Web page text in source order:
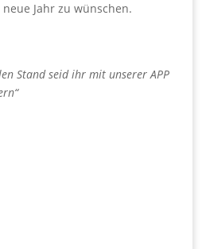
Jahr zu wünschen.
Stand seid ihr mit unserer APP